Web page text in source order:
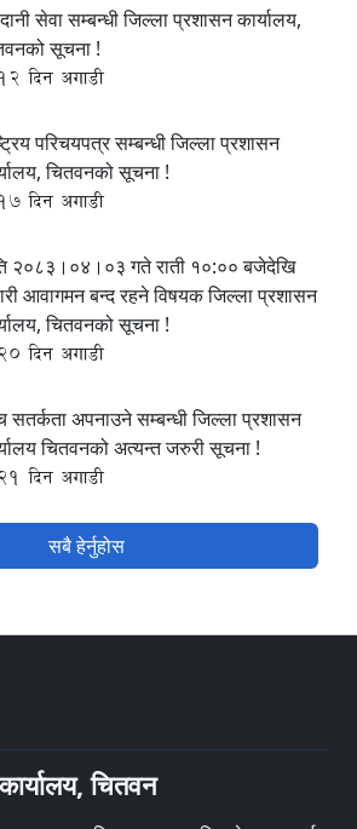
सेवा सम्बन्धी जिल्ला प्रशासन कार्यालय,
सूचना !
दिन अगाडी
परिचयपत्र सम्बन्धी जिल्ला प्रशासन
चितवनको सूचना !
दिन अगाडी
२०८३।०४।०३ गते राती १०:०० बजेदेखि
आवागमन बन्द रहने विषयक जिल्ला प्रशासन
चितवनको सूचना !
दिन अगाडी
सतर्कता अपनाउने सम्बन्धी जिल्ला प्रशासन
चितवनको अत्यन्त जरुरी सूचना !
दिन अगाडी
सबै हेर्नुहोस
चितवन